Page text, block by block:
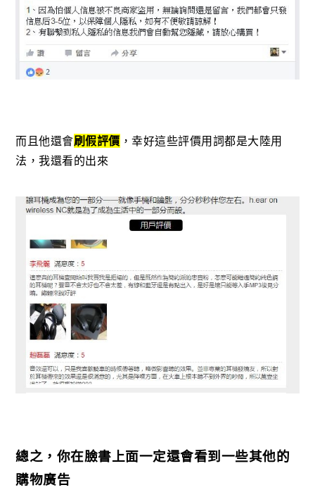
而且他還會刷假評價 ，幸好這些評價用詞都是大陸用
法，我還看的出來
總之，你在臉書上面一定還會看到一些其他的
購物廣告